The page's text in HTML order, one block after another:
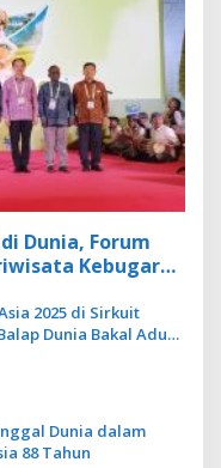
Dunia, Forum
Kebugaran
2025 di Sirkuit
Dunia Bakal Adu
Dunia dalam
88 Tahun